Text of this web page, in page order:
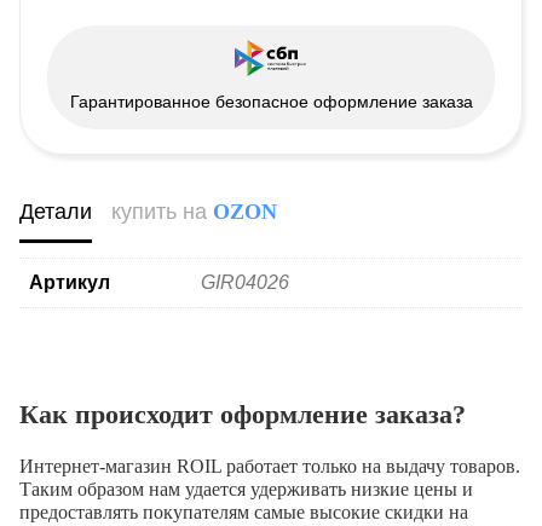
Гарантированное безопасное оформление заказа
Детали купить на OZON
Артикул GIR04026
Как происходит оформление заказа?
Интернет-магазин ROIL работает только на выдачу товаров.
Таким образом нам удается удерживать низкие цены и
предоставлять покупателям самые высокие скидки на